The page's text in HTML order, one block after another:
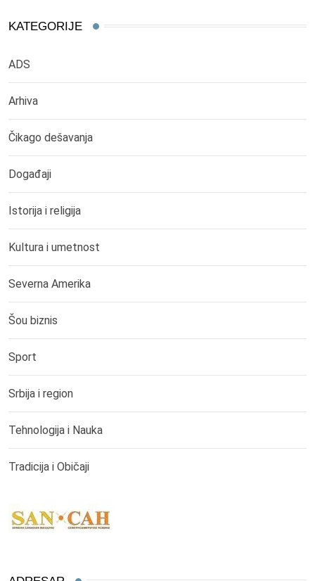
KATEGORIJE
ADS
Arhiva
Čikago dešavanja
Događaji
Istorija i religija
Kultura i umetnost
Severna Amerika
Šou biznis
Sport
Srbija i region
Tehnologija i Nauka
Tradicija i Običaji